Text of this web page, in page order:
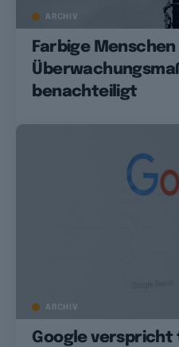
ARCHIV
Farbige
benachteiligt
ARCHIV
Google